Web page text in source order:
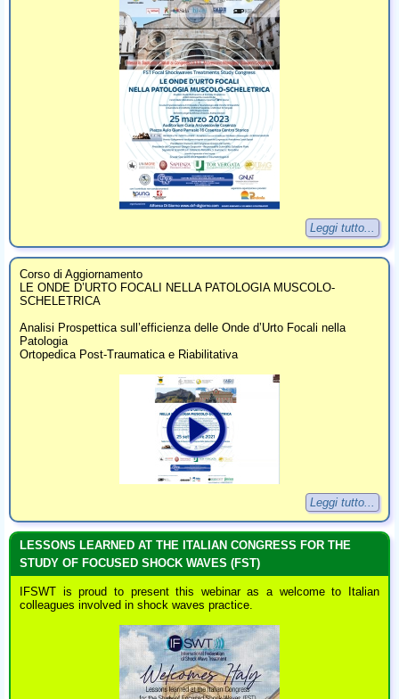
Leggi tutto...
Corso di Aggiornamento
LE ONDE D’URTO FOCALI NELLA PATOLOGIA MUSCOLO-
SCHELETRICA
Analisi Prospettica sull’efficienza delle Onde d’Urto Focali nella
Patologia
Ortopedica Post-Traumatica e Riabilitativa
Leggi tutto...
LESSONS LEARNED AT THE ITALIAN CONGRESS FOR THE
STUDY OF FOCUSED SHOCK WAVES (FST)
IFSWT is proud to present this webinar as a welcome to Italian
colleagues involved in shock waves practice.